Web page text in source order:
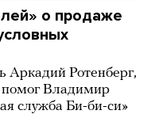
о продаже
Аркадий Ротенберг,
помог Владимир
служба Би-би-си»